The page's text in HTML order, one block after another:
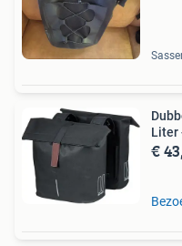
Liter
€